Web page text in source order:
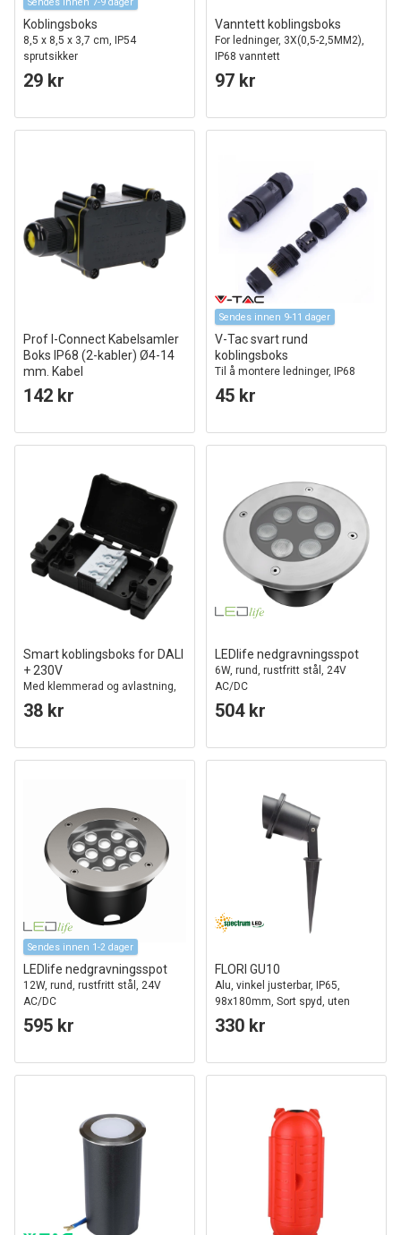
Koblingsboks
8,5 x 8,5 x 3,7 cm, IP54
sprutsikker
29 kr
Vanntett koblingsboks
For ledninger, 3X(0,5-2,5MM2),
IP68 vanntett
97 kr
Prof I-Connect Kabelsamler
Boks IP68 (2-kabler) Ø4-14
mm. Kabel
142 kr
Sendes innen 9-11 dager
V-Tac svart rund
koblingsboks
Til å montere ledninger, IP68
vanntett
45 kr
Smart koblingsboks for DALI
+ 230V
Med klemmerad og avlastning,
IP20 innendørs
38 kr
LEDlife nedgravningsspot
6W, rund, rustfritt stål, 24V
AC/DC
504 kr
Sendes innen 1-2 dager
LEDlife nedgravningsspot
12W, rund, rustfritt stål, 24V
AC/DC
595 kr
FLORI GU10
Alu, vinkel justerbar, IP65,
98x180mm, Sort spyd, uten
Lyskilde
330 kr